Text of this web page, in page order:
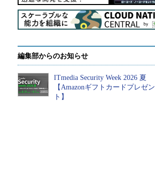
編集部からのお知らせ
ITmedia Security Week 2026 夏
【Amazonギフトカードプレゼン
ト】